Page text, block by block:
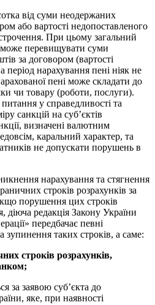
від суми неодержаних
або вартості недопоставленого
При цьому загальний
може перевищувати суми
за договором (вартості
період нарахування пені ніяк не
пені може складати до
чи товару (роботи, послуги).
у справедливості та
санкцій на суб’єктів
визначені валютним
каральний характер, та
не допускати порушень в
нарахування та стягнення
строків розрахунків за
порушення цих строків
діюча редакція Закону України
передбачає певні
таких строків, а саме:
строків розрахунків,
за заявою суб’єкта до
яке, при наявності